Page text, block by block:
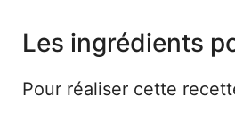
Les ingrédients
Pour réaliser cette